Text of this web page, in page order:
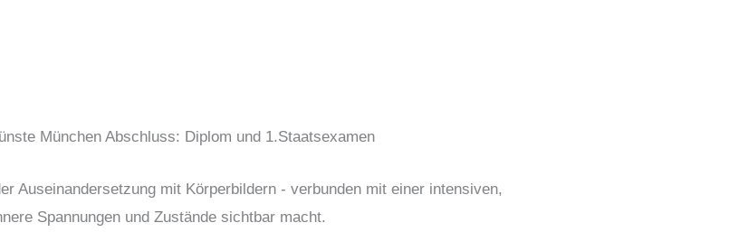
München Abschluss: Diplom und 1.Staatsexamen
Auseinandersetzung mit Körperbildern - verbunden mit einer intensiven,
Spannungen und Zustände sichtbar macht.